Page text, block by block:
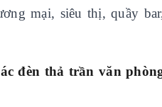
mại, siêu thị, quầy
đèn thả trần văn